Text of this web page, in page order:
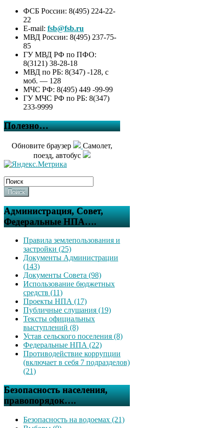
ФСБ России: 8(495) 224-22-
22
E-mail: fsb@fsb.ru
МВД России: 8(495) 237-75-
85
ГУ МВД РФ по ПФО:
8(3121) 38-28-18
МВД по РБ: 8(347) -128, с
моб. — 128
МЧС РФ: 8(495) 449 -99-99
ГУ МЧС РФ по РБ: 8(347)
233-9999
Полезно…
Обновите браузер
Самолет,
поезд, автобус
Поиск
Администрация, Совет,
Федеральные НПА….
Правила землепользования и
застройки (25)
Документы Администрации
(143)
Документы Совета (98)
Использование бюджетных
средств (11)
Проекты НПА (17)
Публичные слушания (19)
Тексты официальных
выступлений (8)
Устав сельского поселения (8)
Федеральные НПА (22)
Противодействие коррупции
(включает в себя 7 подразделов)
(21)
Безопасность населения,
правопорядок….
Безопасность на водоемах (21)